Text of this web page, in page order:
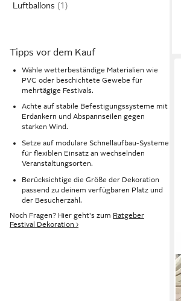
Luftballons
Tipps vor dem Kauf
Wähle wetterbeständige Materialien wie
PVC oder beschichtete Gewebe für
mehrtägige Festivals.
Achte auf stabile Befestigungssysteme mit
Erdankern und Abspannseilen gegen
starken Wind.
Setze auf modulare Schnellaufbau-Systeme
für flexiblen Einsatz an wechselnden
Veranstaltungsorten.
Berücksichtige die Größe der Dekoration
passend zu deinem verfügbaren Platz und
der Besucherzahl.
Noch Fragen? Hier geht's zum Ratgeber
Festival Dekoration ›